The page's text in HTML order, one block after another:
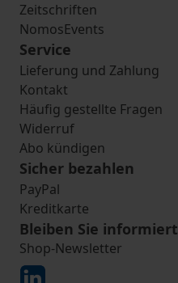
Zeitschriften
NomosEvents
Service
Lieferung und Zahlung
Kontakt
Häufig gestellte Fragen
Widerruf
Abo kündigen
Sicher bezahlen
PayPal
Kreditkarte
Bleiben Sie informiert
Shop-Newsletter